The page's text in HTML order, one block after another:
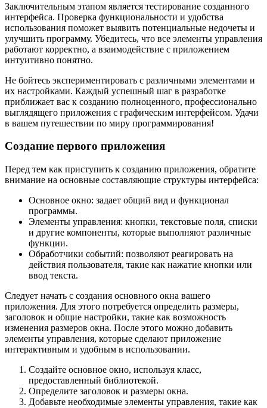
Заключительным этапом является тестирование созданного
интерфейса. Проверка функциональности и удобства
использования поможет выявить потенциальные недочеты и
улучшить программу. Убедитесь, что все элементы управления
работают корректно, а взаимодействие с приложением
интуитивно понятно.
Не бойтесь экспериментировать с различными элементами и
их настройками. Каждый успешный шаг в разработке
приближает вас к созданию полноценного, профессионально
выглядящего приложения с графическим интерфейсом. Удачи
в вашем путешествии по миру программирования!
Создание первого приложения
Перед тем как приступить к созданию приложения, обратите
внимание на основные составляющие структуры интерфейса:
Основное окно: задает общий вид и функционал
программы.
Элементы управления: кнопки, текстовые поля, списки
и другие компоненты, которые выполняют различные
функции.
Обработчики событий: позволяют реагировать на
действия пользователя, такие как нажатие кнопки или
ввод текста.
Следует начать с создания основного окна вашего
приложения. Для этого потребуется определить размеры,
заголовок и общие настройки, такие как возможность
изменения размеров окна. После этого можно добавить
элементы управления, которые сделают приложение
интерактивным и удобным в использовании.
Создайте основное окно, используя класс,
предоставленный библиотекой.
Определите заголовок и размеры окна.
Добавьте необходимые элементы управления, такие как